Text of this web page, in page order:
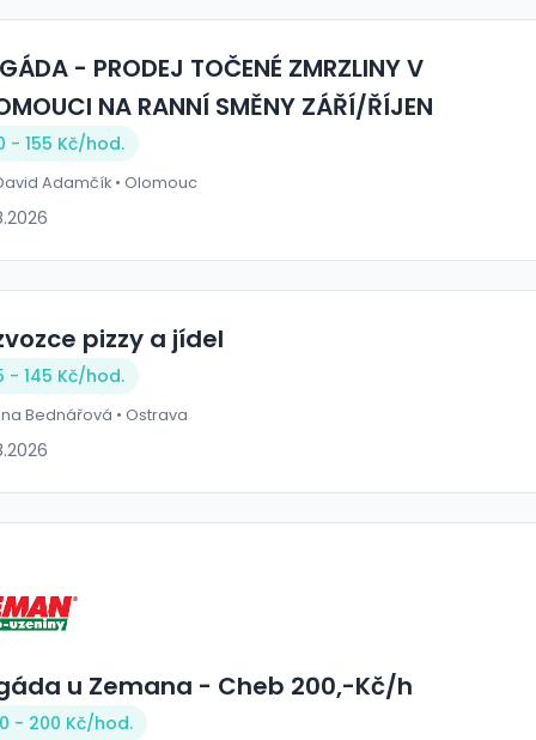
- PRODEJ TOČENÉ ZMRZLINY V
NA RANNÍ SMĚNY ZÁŘÍ/ŘÍJEN
- 155 Kč/hod.
Adamčík • Olomouc
pizzy a jídel
- 145 Kč/hod.
Bednářová • Ostrava
u Zemana - Cheb 200,-Kč/h
- 200 Kč/hod.